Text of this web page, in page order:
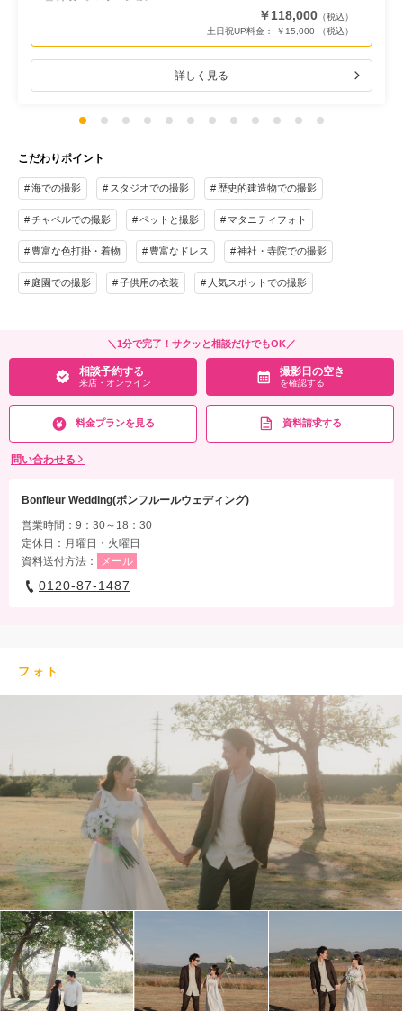
￥118,000 （税込）
土日祝UP料金： ￥15,000 （税込）
詳しく見る
こだわりポイント
海での撮影 スタジオでの撮影 歴史的建造物での撮影
チャペルでの撮影 ペットと撮影 マタニティフォト
豊富な色打掛・着物 豊富なドレス 神社・寺院での撮影
庭園での撮影 子供用の衣装 人気スポットでの撮影
＼1分で完了！サクッと相談だけでもOK／
相談予約する
来店・オンライン
撮影日の空き
を確認する
料金プランを見る 資料請求する
問い合わせる
Bonfleur Wedding(ボンフルールウェディング)
営業時間：9：30～18：30
定休日：月曜日・火曜日
資料送付方法：
メール
0120-87-1487
フォト